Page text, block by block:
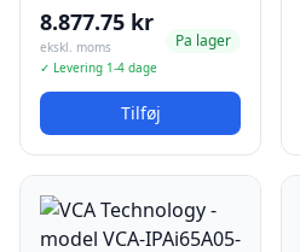
8.877.75 kr
ekskl. moms
✓ Levering 1-4 dage
Pa lager
Tilføj